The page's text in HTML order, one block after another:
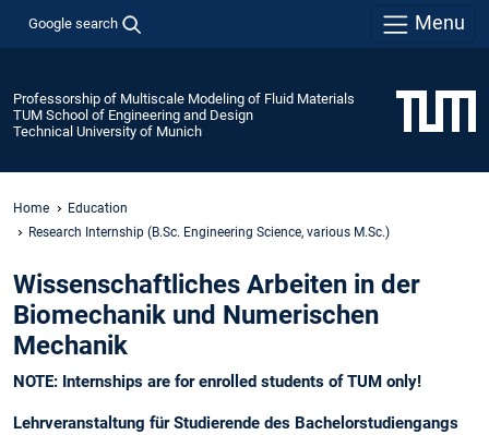
Google search Menu
Professorship of Multiscale Modeling of Fluid Materials
TUM School of Engineering and Design
Technical University of Munich
Home
Education
Research Internship (B.Sc. Engineering Science, various M.Sc.)
Wissenschaftliches Arbeiten in der
Biomechanik und Numerischen
Mechanik
NOTE: Internships are for enrolled students of TUM only!
Lehrveranstaltung für Studierende des Bachelorstudiengangs